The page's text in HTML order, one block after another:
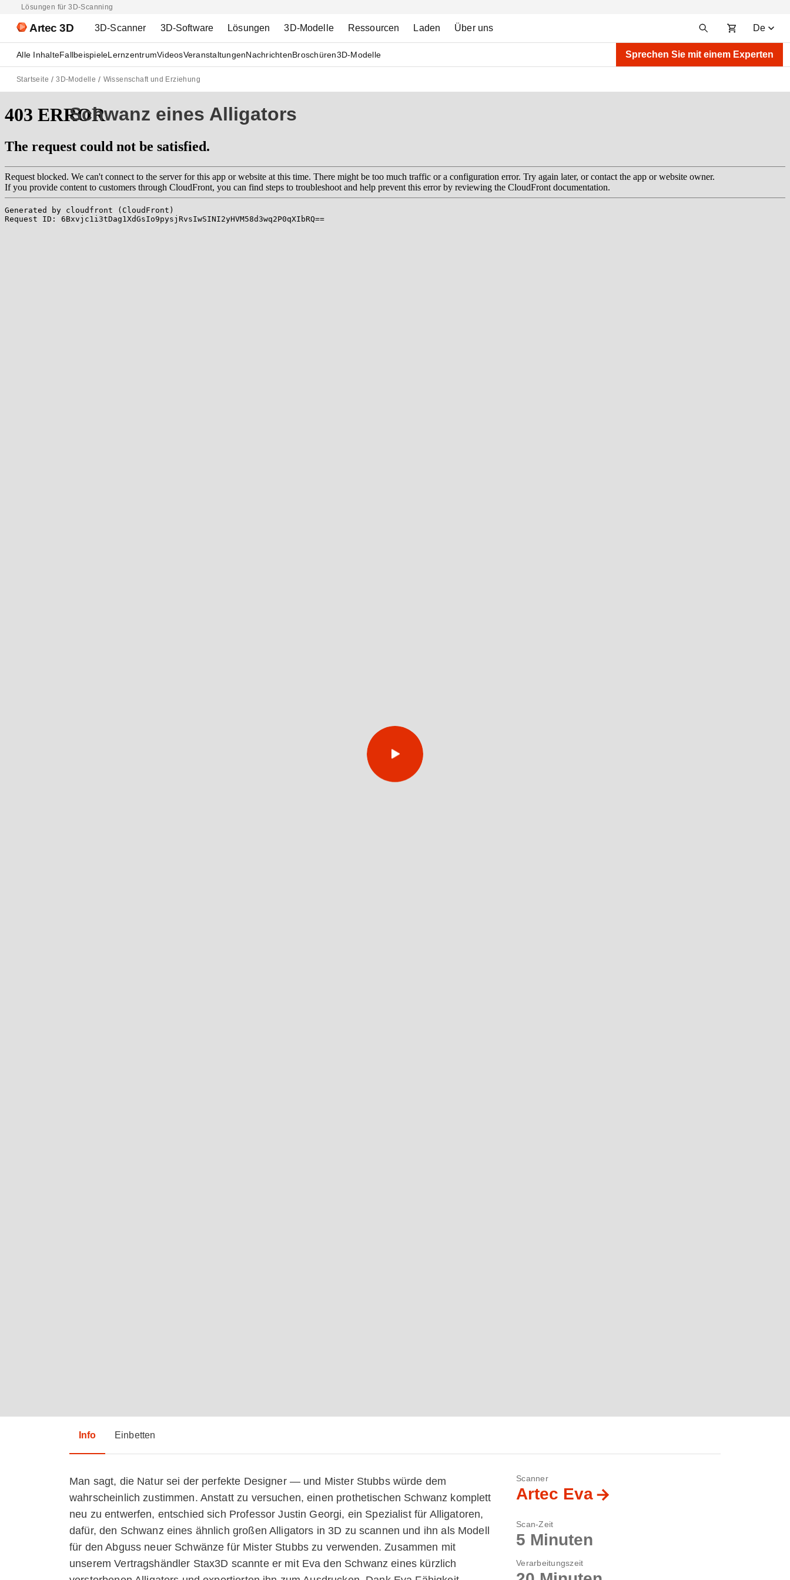
Lösungen für 3D-Scanning
Artec 3D 3D-Scanner 3D-Software Lösungen 3D-Modelle Ressourcen Laden Über uns De
Alle InhalteFallbeispieleLernzentrumVideosVeranstaltungenNachrichtenBroschüren3D-Modelle Sprechen Sie mit einem Experten
Startseite 3D-Modelle Wissenschaft und Erziehung
Schwanz eines Alligators
Info Einbetten
Scanner
Artec Eva
Scan-Zeit
5 Minuten
Verarbeitungszeit
Man sagt, die Natur sei der perfekte Designer — und Mister Stubbs würde dem
wahrscheinlich zustimmen. Anstatt zu versuchen, einen prothetischen Schwanz komplett
neu zu entwerfen, entschied sich Professor Justin Georgi, ein Spezialist für Alligatoren,
dafür, den Schwanz eines ähnlich großen Alligators in 3D zu scannen und ihn als Modell
für den Abguss neuer Schwänze für Mister Stubbs zu verwenden. Zusammen mit
unserem Vertragshändler Stax3D scannte er mit Eva den Schwanz eines kürzlich